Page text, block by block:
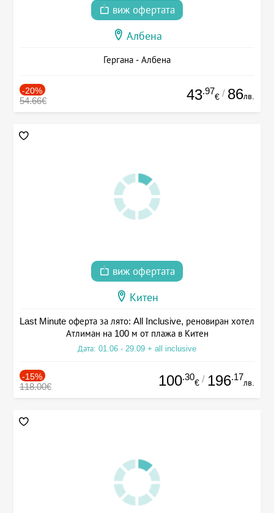
виж офертата
Албена
Гергана - Албена
-20%
54.66€ 43.97
€ / 86лв.
виж офертата
Китен
Last Minute оферта за лято: All Inclusive, реновиран хотел
Атлиман на 100 м от плажа в Китен
Дата: 01.06 - 29.09 + all inclusive
-15%
118.00€ 100.30
€ / 196.17
лв.